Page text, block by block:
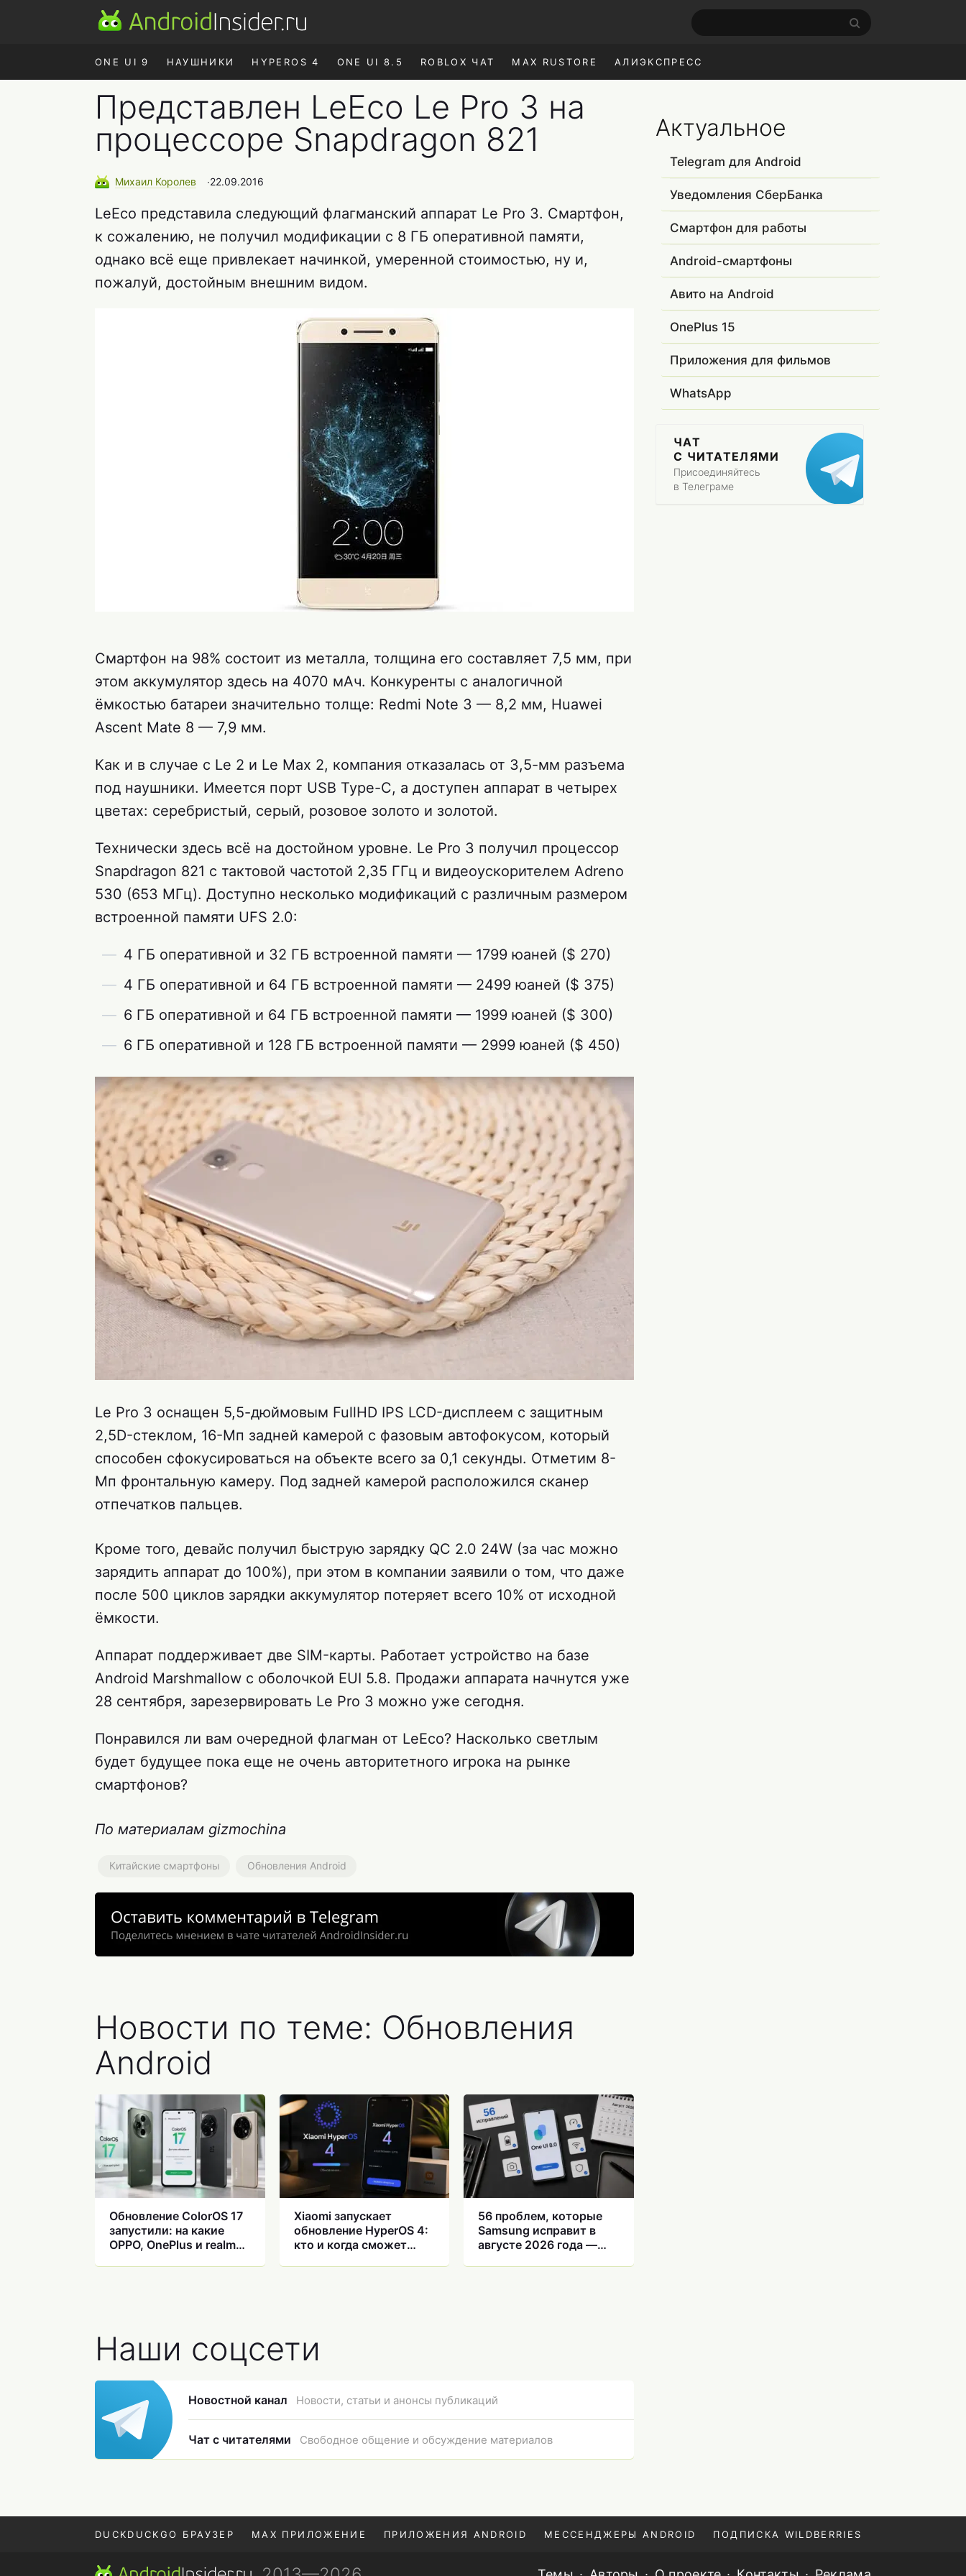
ONE UI 9 НАУШНИКИ HYPEROS 4 ONE UI 8.5 ROBLOX ЧАТ MAX RUSTORE АЛИЭКСПРЕСС
Представлен LeEco Le Pro 3 на
процессоре Snapdragon 821
Михаил Королев ∙22.09.2016
LeEco представила следующий флагманский аппарат Le Pro 3. Смартфон,
к сожалению, не получил модификации с 8 ГБ оперативной памяти,
однако всё еще привлекает начинкой, умеренной стоимостью, ну и,
пожалуй, достойным внешним видом.
Смартфон на 98% состоит из металла, толщина его составляет 7,5 мм, при
этом аккумулятор здесь на 4070 мАч. Конкуренты с аналогичной
ёмкостью батареи значительно толще: Redmi Note 3 — 8,2 мм, Huawei
Ascent Mate 8 — 7,9 мм.
Как и в случае с Le 2 и Le Max 2, компания отказалась от 3,5-мм разъема
под наушники. Имеется порт USB Type-C, а доступен аппарат в четырех
цветах: серебристый, серый, розовое золото и золотой.
Технически здесь всё на достойном уровне. Le Pro 3 получил процессор
Snapdragon 821 с тактовой частотой 2,35 ГГц и видеоускорителем Adreno
530 (653 МГц). Доступно несколько модификаций с различным размером
встроенной памяти UFS 2.0:
4 ГБ оперативной и 32 ГБ встроенной памяти — 1799 юаней ($ 270)
4 ГБ оперативной и 64 ГБ встроенной памяти — 2499 юаней ($ 375)
6 ГБ оперативной и 64 ГБ встроенной памяти — 1999 юаней ($ 300)
6 ГБ оперативной и 128 ГБ встроенной памяти — 2999 юаней ($ 450)
Le Pro 3 оснащен 5,5-дюймовым FullHD IPS LCD-дисплеем с защитным
2,5D-стеклом, 16-Мп задней камерой с фазовым автофокусом, который
способен сфокусироваться на объекте всего за 0,1 секунды. Отметим 8-
Мп фронтальную камеру. Под задней камерой расположился сканер
отпечатков пальцев.
Кроме того, девайс получил быструю зарядку QC 2.0 24W (за час можно
зарядить аппарат до 100%), при этом в компании заявили о том, что даже
после 500 циклов зарядки аккумулятор потеряет всего 10% от исходной
ёмкости.
Аппарат поддерживает две SIM-карты. Работает устройство на базе
Android Marshmallow с оболочкой EUI 5.8. Продажи аппарата начнутся уже
28 сентября, зарезервировать Le Pro 3 можно уже сегодня.
Понравился ли вам очередной флагман от LeEco? Насколько светлым
будет будущее пока еще не очень авторитетного игрока на рынке
смартфонов?
По материалам gizmochina
Китайские смартфоны Обновления Android
Новости по теме: Обновления
Android
Обновление ColorOS 17
запустили: на какие
OPPO, OnePlus и realme
Xiaomi запускает
обновление HyperOS 4:
кто и когда сможет
56 проблем, которые
Samsung исправит в
августе 2026 года —
Наши соцсети
Новостной канал Новости, статьи и анонсы публикаций
Чат с читателями Свободное общение и обсуждение материалов
Актуальное
Telegram для Android
Уведомления СберБанка
Смартфон для работы
Android-смартфоны
Авито на Android
OnePlus 15
Приложения для фильмов
WhatsApp
ЧАТ
С ЧИТАТЕЛЯМИ
Присоединяйтесь
в Телеграме
DUCKDUCKGO БРАУЗЕР MAX ПРИЛОЖЕНИЕ ПРИЛОЖЕНИЯ ANDROID МЕССЕНДЖЕРЫ ANDROID ПОДПИСКА WILDBERRIES
REALME СМАРТФОН